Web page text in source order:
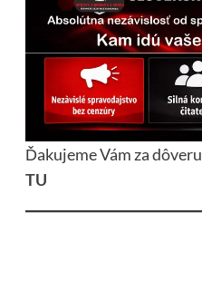
Ďakujeme Vám za dôveru
TU